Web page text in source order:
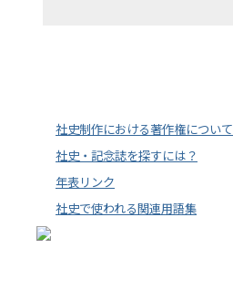
社史制作における著作権について
社史・記念誌を探すには？
年表リンク
社史で使われる関連用語集